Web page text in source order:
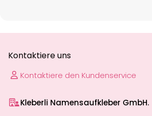
Kontaktiere uns
Kontaktiere den Kundenservice
Kleberli Namensaufkleber GmbH.